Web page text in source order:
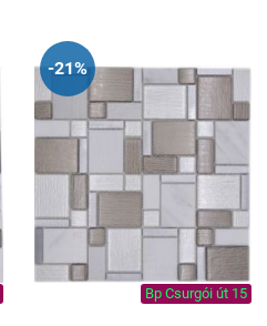
-21%
Bp Csurgói út 15